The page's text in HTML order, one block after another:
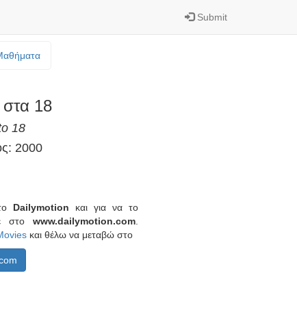
Submit
18
18
2000
Dailymotion και για να το
στο www.dailymotion.com.
και θέλω να μεταβώ στο